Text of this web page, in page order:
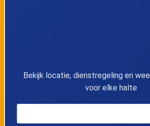
Bekijk locatie, dienstregeling en
voor elke halte